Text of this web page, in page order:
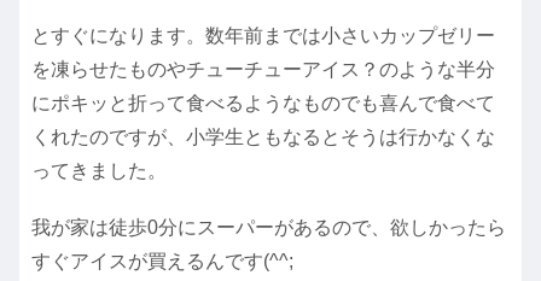
とすぐになります。数年前までは小さいカップゼリー
を凍らせたものやチューチューアイス？のような半分
にポキッと折って食べるようなものでも喜んで食べて
くれたのですが、小学生ともなるとそうは行かなくな
ってきました。
我が家は徒歩0分にスーパーがあるので、欲しかったら
すぐアイスが買えるんです(^^;